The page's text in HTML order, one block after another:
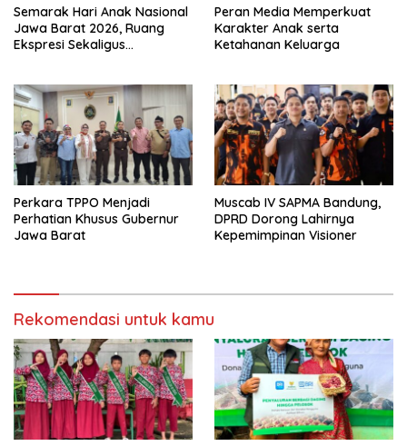
Semarak Hari Anak Nasional
Jawa Barat 2026, Ruang
Ekspresi Sekaligus
Peran Media Memperkuat
Karakter Anak serta
Ketahanan Keluarga
Perkara TPPO Menjadi
Perhatian Khusus Gubernur
Jawa Barat
Muscab IV SAPMA Bandung,
DPRD Dorong Lahirnya
Kepemimpinan Visioner
Rekomendasi untuk kamu